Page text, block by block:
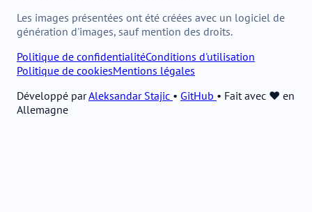
Les images présentées ont été créées avec un logiciel de
génération d'images, sauf mention des droits.
Politique de confidentialitéConditions d'utilisation
Politique de cookiesMentions légales
Développé parAleksandar Stajic • GitHub • Fait avec ❤️ en
Allemagne